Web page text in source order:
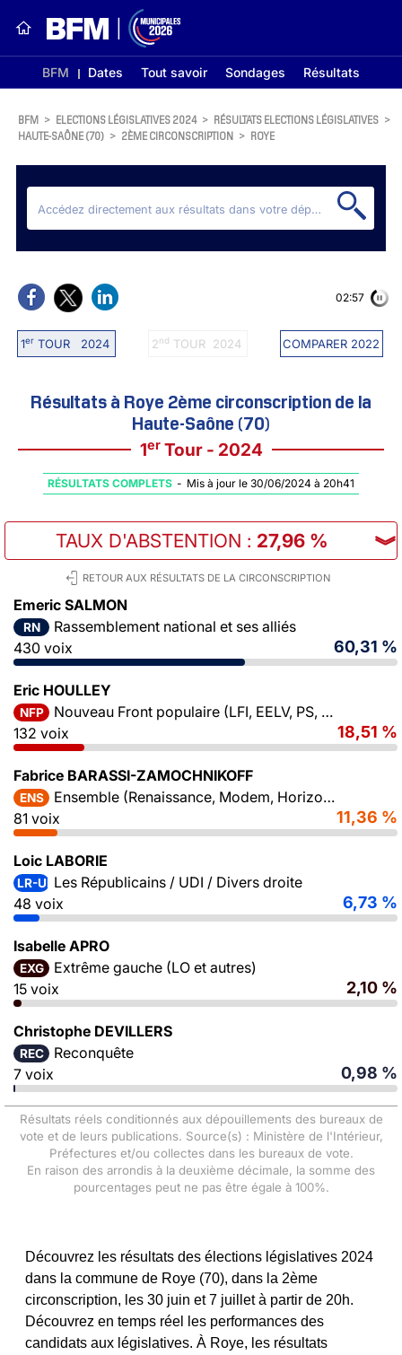
BFM Dates Tout savoir Sondages Résultats
BFM > ELECTIONS LÉGISLATIVES 2024 > RÉSULTATS ELECTIONS LÉGISLATIVES >
HAUTE-SAÔNE (70) > 2ÈME CIRCONSCRIPTION > ROYE
1erTOUR 2024 2nd TOUR 2024 COMPARER 2022
02:56
Résultats à Roye 2ème circonscription de la
Haute-Saône (70)
1erTour - 2024
RÉSULTATS COMPLETS - Mis à jour le 30/06/2024 à 20h41
TAUX D'ABSTENTION : 27,96 % ︾
RETOUR AUX RÉSULTATS DE LA CIRCONSCRIPTION
Emeric SALMON
RN
Rassemblement national et ses alliés
430 voix
60,31 %
Eric HOULLEY
NFP
Nouveau Front populaire (LFI, EELV, PS, PCF)
132 voix
18,51 %
Fabrice BARASSI-ZAMOCHNIKOFF
ENS
Ensemble (Renaissance, Modem, Horizons)
81 voix
11,36 %
Loic LABORIE
LR-UDI-DVDLes Républicains / UDI / Divers droite
48 voix
6,73 %
Isabelle APRO
EXG
Extrême gauche (LO et autres)
15 voix
2,10 %
Christophe DEVILLERS
REC
Reconquête
7 voix
0,98 %
Résultats réels conditionnés aux dépouillements des bureaux de
vote et de leurs publications. Source(s) : Ministère de l'Intérieur,
Préfectures et/ou collectes dans les bureaux de vote.
En raison des arrondis à la deuxième décimale, la somme des
pourcentages peut ne pas être égale à 100%.
Découvrez les résultats des élections législatives 2024
dans la commune de Roye (70), dans la 2ème
circonscription, les 30 juin et 7 juillet à partir de 20h.
Découvrez en temps réel les performances des
candidats aux législatives. À Roye, les résultats